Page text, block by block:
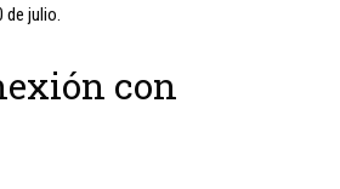
de julio.
con